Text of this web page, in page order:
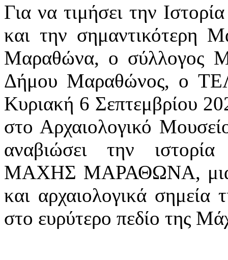
Για να τιμήσει την
και την σημαντικότερη
Μαραθώνα, ο σύλλογος
Δήμου Μαραθώνος, ο
Κυριακή 6 Σεπτεμβρίου
στο Αρχαιολογικό
αναβιώσει την
ΜΑΧΗΣ ΜΑΡΑΘΩΝΑ, μια
και αρχαιολογικά σημεία
στο ευρύτερο πεδίο της